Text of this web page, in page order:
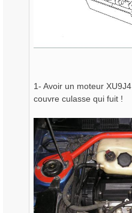
1- Avoir un moteur XU9J4
couvre culasse qui fuit !